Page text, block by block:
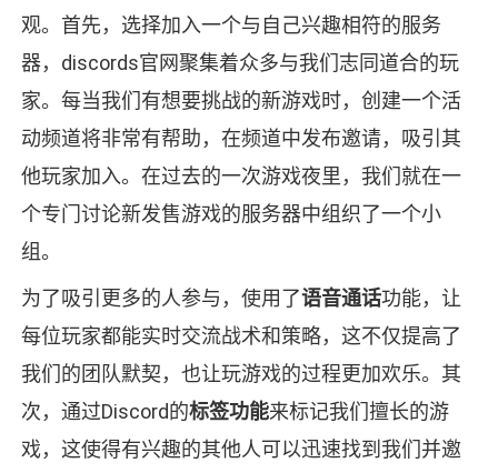
观。首先，选择加入一个与自己兴趣相符的服务
器，discords官网聚集着众多与我们志同道合的玩
家。每当我们有想要挑战的新游戏时，创建一个活
动频道将非常有帮助，在频道中发布邀请，吸引其
他玩家加入。在过去的一次游戏夜里，我们就在一
个专门讨论新发售游戏的服务器中组织了一个小
组。
为了吸引更多的人参与，使用了语音通话功能，让
每位玩家都能实时交流战术和策略，这不仅提高了
我们的团队默契，也让玩游戏的过程更加欢乐。其
次，通过Discord的标签功能来标记我们擅长的游
戏，这使得有兴趣的其他人可以迅速找到我们并邀